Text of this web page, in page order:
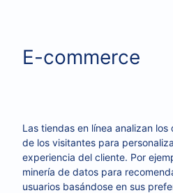
E-commerce
Las tiendas en línea analizan
de los visitantes para
experiencia del cliente. Por
minería de datos para
usuarios basándose en sus